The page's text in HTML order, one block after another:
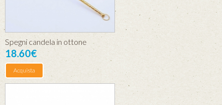
Spegni candela in ottone
18.60€
Acquista